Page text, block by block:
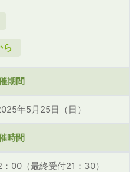
ら
期間
年5月25日（日）
時間
00（最終受付21：30）